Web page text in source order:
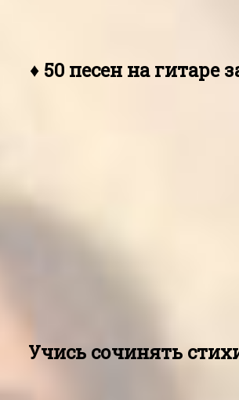
♦ 50 песен на гитаре
Учись сочинять